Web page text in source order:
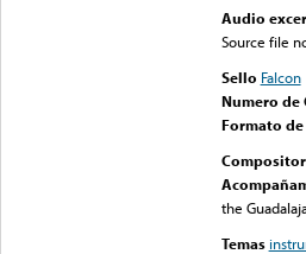
Audio
Source file
Sello Falcon
Numero de
Formato
Compositor
the
Temas